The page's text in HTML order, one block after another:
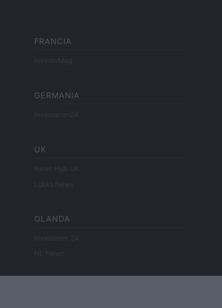
FRANCIA
InvestirMag
GERMANIA
Investieren24
UK
News Hub UK
Lgbtq News
OLANDA
Investeren 24
NL Newz